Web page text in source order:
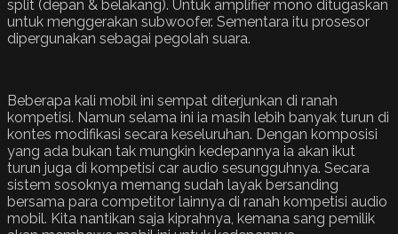
split (depan & belakang). Untuk amplifier mono ditugaskan
untuk menggerakan subwoofer. Sementara itu prosesor
dipergunakan sebagai pegolah suara.
Beberapa kali mobil ini sempat diterjunkan di ranah
kompetisi. Namun selama ini ia masih lebih banyak turun di
kontes modifikasi secara keseluruhan. Dengan komposisi
yang ada bukan tak mungkin kedepannya ia akan ikut
turun juga di kompetisi car audio sesungguhnya. Secara
sistem sosoknya memang sudah layak bersanding
bersama para competitor lainnya di ranah kompetisi audio
mobil. Kita nantikan saja kiprahnya, kemana sang pemilik